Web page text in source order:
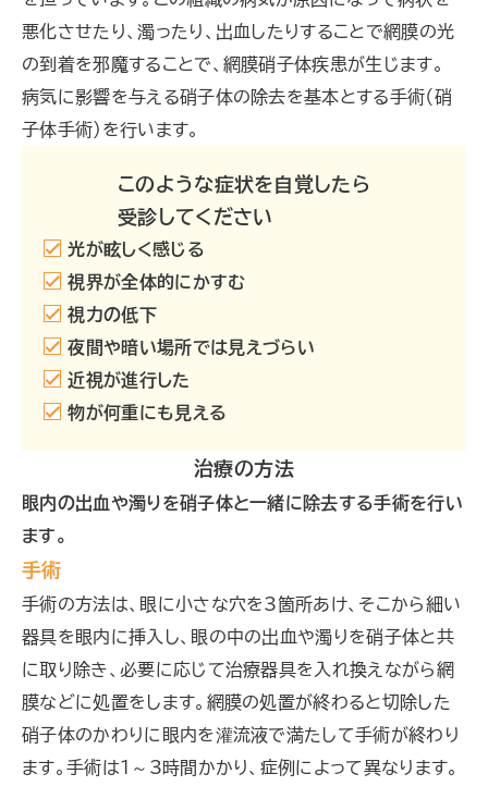
悪化させたり、濁ったり、出血したりすることで網膜の光
の到着を邪魔することで、網膜硝子体疾患が生じます。
病気に影響を与える硝子体の除去を基本とする手術（硝
子体手術）を行います。
このような症状を自覚したら
受診してください
光が眩しく感じる
視界が全体的にかすむ
視力の低下
夜間や暗い場所では見えづらい
近視が進行した
物が何重にも見える
治療の方法
眼内の出血や濁りを硝子体と一緒に除去する手術を行い
ます。
手術
手術の方法は、眼に小さな穴を3箇所あけ、そこから細い
器具を眼内に挿入し、眼の中の出血や濁りを硝子体と共
に取り除き、必要に応じて治療器具を入れ換えながら網
膜などに処置をします。網膜の処置が終わると切除した
硝子体のかわりに眼内を灌流液で満たして手術が終わり
ます。手術は1～3時間かかり、症例によって異なります。